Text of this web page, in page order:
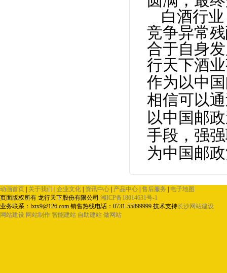
白酒行
竞争异常
合于自身
行天下酒
作为以中
相信可以
以中国邮
手段，强
为中国邮
动画首页 关于我们 企业文化 资讯中心 产品中心 售后服务
电子地图
页面版权所有 龙行天下股份有限公司 湘ICP备18014631号-1
业务联系： lxtx9@126.com 销售热线电话：0731-55899999 技术支持长沙网站建设
网站建设 网站制作 智能建站 自助建站 做网站